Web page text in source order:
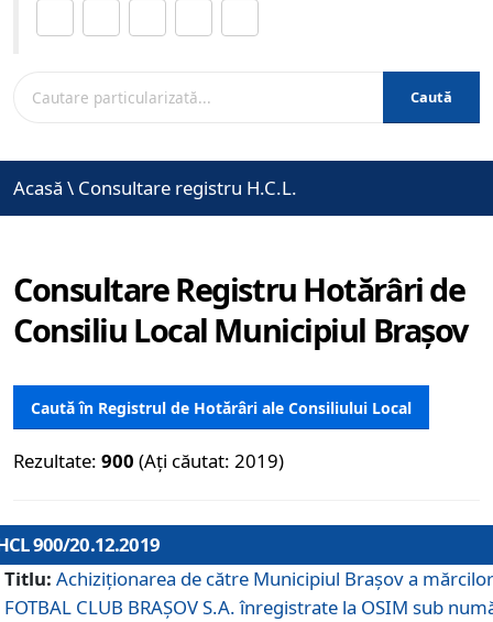
Caută
Acasă \ Consultare registru H.C.L.
Consultare Registru Hotărâri de
Consiliu Local Municipiul Brașov
Caută în Registrul de Hotărâri ale Consiliului Local
Rezultate: 900 (Ați căutat: 2019)
900/20.12.2019
Titlu: Achiziționarea de către Municipiul Brașov a mărcilor
FOTBAL CLUB BRAȘOV S.A. înregistrate la OSIM sub